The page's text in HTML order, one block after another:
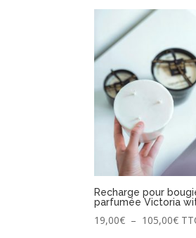
par
Recharge pour
parfumée Victoria
19,00€ – 105,00€